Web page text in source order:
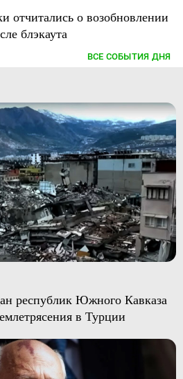
отчитались о возобновлении
блэкаута
ВСЕ СОБЫТИЯ ДНЯ
республик Южного Кавказа
в Турции